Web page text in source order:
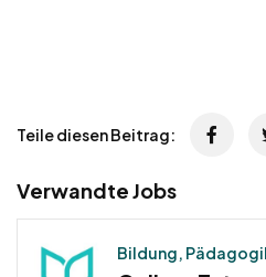
Teile diesen Beitrag:
Verwandte Jobs
Bildung,